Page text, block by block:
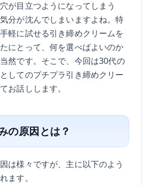
が目立つようになってしまう
分が沈んでしまいますよね。特
軽に試せる引き締めクリームを
にとって、何を選べばよいのか
然です。そこで、今回は30代の
してのプチプラ引き締めクリー
お話しします。
の原因とは？
は様々ですが、主に以下のよう
ます。